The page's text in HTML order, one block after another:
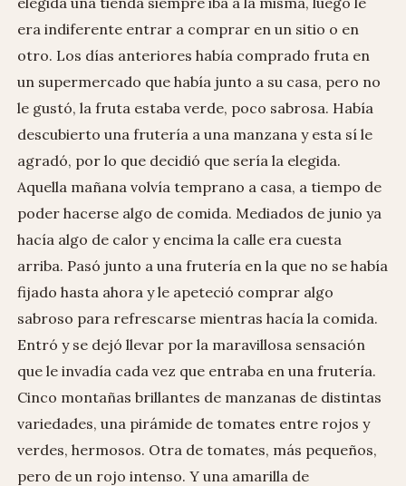
era indiferente entrar a comprar en un sitio o en
otro. Los días anteriores había comprado fruta en
un supermercado que había junto a su casa, pero no
le gustó, la fruta estaba verde, poco sabrosa. Había
descubierto una frutería a una manzana y esta sí le
agradó, por lo que decidió que sería la elegida.
Aquella mañana volvía temprano a casa, a tiempo de
poder hacerse algo de comida. Mediados de junio ya
hacía algo de calor y encima la calle era cuesta
arriba. Pasó junto a una frutería en la que no se había
fijado hasta ahora y le apeteció comprar algo
sabroso para refrescarse mientras hacía la comida.
Entró y se dejó llevar por la maravillosa sensación
que le invadía cada vez que entraba en una frutería.
Cinco montañas brillantes de manzanas de distintas
variedades, una pirámide de tomates entre rojos y
verdes, hermosos. Otra de tomates, más pequeños,
pero de un rojo intenso. Y una amarilla de